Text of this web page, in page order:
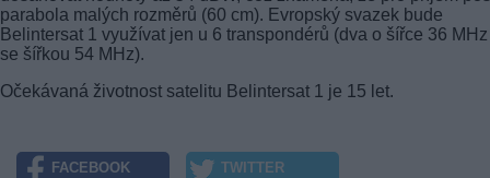
parabola malých rozměrů (60 cm). Evropský svazek bude
Belintersat 1 využívat jen u 6 transpondérů (dva o šířce 36
se šířkou 54 MHz).
Očekávaná životnost satelitu Belintersat 1 je 15 let.
FACEBOOK TWITTER